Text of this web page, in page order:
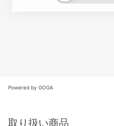
Powered by GOGA
取り扱い商品